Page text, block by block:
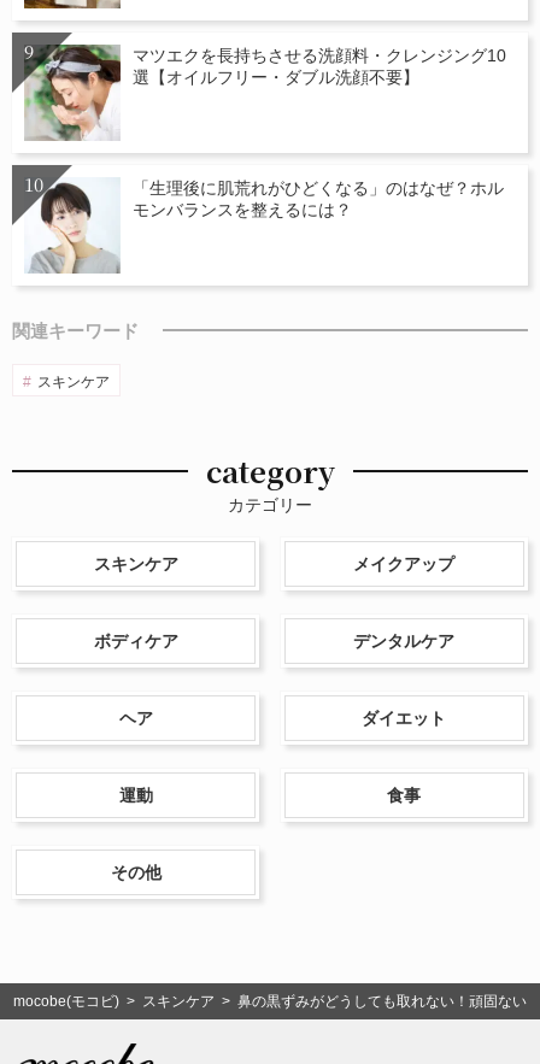
マツエクを長持ちさせる洗顔料・クレンジング10
選【オイルフリー・ダブル洗顔不要】
「生理後に肌荒れがひどくなる」のはなぜ？ホル
モンバランスを整えるには？
関連キーワード
スキンケア
category
カテゴリー
スキンケア メイクアップ
ボディケア デンタルケア
ヘア ダイエット
運動 食事
その他
mocobe(モコビ) > スキンケア > 鼻の黒ずみがどうしても取れない！頑固ない